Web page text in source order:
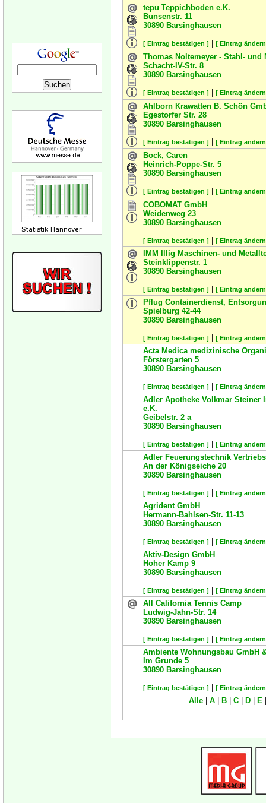
tepu Teppichboden e.K.
Bunsenstr. 11
30890 Barsinghausen
[ Eintrag bestätigen ] [ Eintrag
Thomas Noltemeyer - Stahl- und
Schacht-IV-Str. 8
30890 Barsinghausen
[ Eintrag bestätigen ] [ Eintrag
Ahlborn Krawatten B. Schön
Egestorfer Str. 28
30890 Barsinghausen
[ Eintrag bestätigen ] [ Eintrag
Bock, Caren
Heinrich-Poppe-Str. 5
30890 Barsinghausen
[ Eintrag bestätigen ] [ Eintrag
COBOMAT GmbH
Weidenweg 23
30890 Barsinghausen
[ Eintrag bestätigen ] [ Eintrag
IMM Illig Maschinen- und
Steinklippenstr. 1
30890 Barsinghausen
[ Eintrag bestätigen ] [ Eintrag
Pflug Containerdienst,
Spielburg 42-44
30890 Barsinghausen
[ Eintrag bestätigen ] [ Eintrag
Acta Medica medizinische
Förstergarten 5
30890 Barsinghausen
[ Eintrag bestätigen ] [ Eintrag
Adler Apotheke Volkmar Steiner
e.K.
Geibelstr. 2 a
30890 Barsinghausen
[ Eintrag bestätigen ] [ Eintrag
Adler Feuerungstechnik
An der Königseiche 20
30890 Barsinghausen
[ Eintrag bestätigen ] [ Eintrag
Agrident GmbH
Hermann-Bahlsen-Str. 11-13
30890 Barsinghausen
[ Eintrag bestätigen ] [ Eintrag
Aktiv-Design GmbH
Hoher Kamp 9
30890 Barsinghausen
[ Eintrag bestätigen ] [ Eintrag
All California Tennis Camp
Ludwig-Jahn-Str. 14
30890 Barsinghausen
[ Eintrag bestätigen ] [ Eintrag
Ambiente Wohnungsbau GmbH
Im Grunde 5
30890 Barsinghausen
[ Eintrag bestätigen ] [ Eintrag
Alle A B C D E